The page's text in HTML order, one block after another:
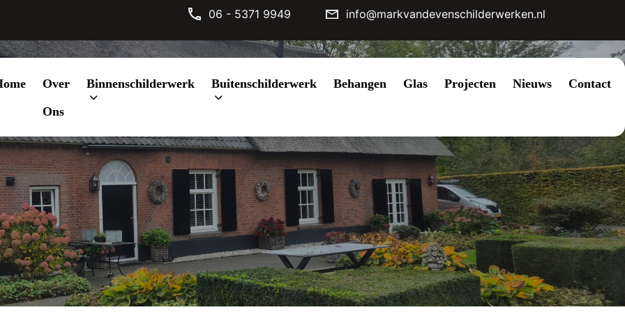
06 - 5371 9949 info@markvandevenschilderwerken.nl
Over
Ons
Binnenschilderwerk Buitenschilderwerk Behangen Glas Projecten Nieuws Contact